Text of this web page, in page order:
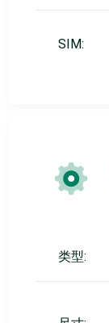
SIM:
类型: